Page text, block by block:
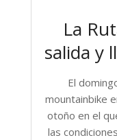
La
salida y
El
mountainbike
otoño en el
las